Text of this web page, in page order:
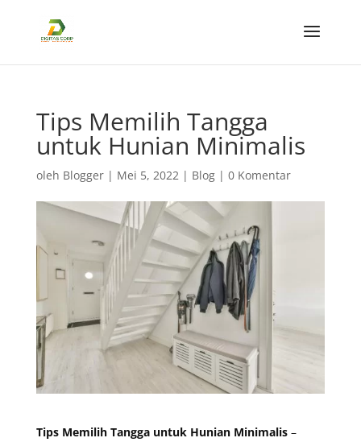
Tips Memilih Tangga
untuk Hunian Minimalis
oleh Blogger| Mei 5, 2022| Blog| 0 Komentar
Tips Memilih Tangga untuk Hunian Minimalis–